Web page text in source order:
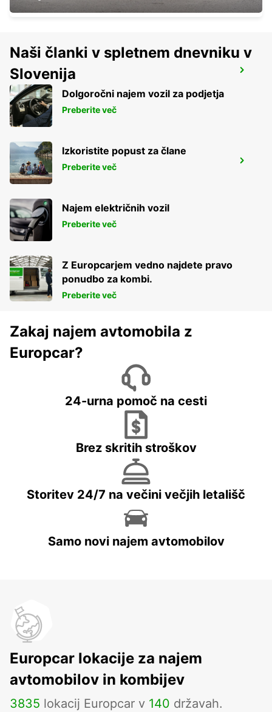
BREST GUIPAVAS
GUIPAVAS - FRANCE
BREST
BREST - FRANCE
Naši članki v spletnem dnevniku v
Slovenija
Dolgoročni najem vozil za podjetja
Preberite več
Izkoristite popust za člane
Preberite več
Najem električnih vozil
Preberite več
Z Europcarjem vedno najdete pravo
ponudbo za kombi.
Preberite več
Zakaj najem avtomobila z
Europcar?
24-urna pomoč na cesti
Brez skritih stroškov
Storitev 24/7 na večini večjih letališč
Samo novi najem avtomobilov
Europcar lokacije za najem
avtomobilov in kombijev
3835 lokacij Europcar v 140 državah.